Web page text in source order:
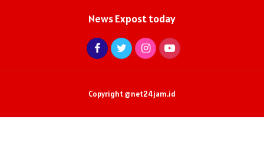
News Expost today
Copyright @net24jam.id